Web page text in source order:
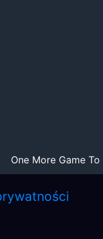
One More Game